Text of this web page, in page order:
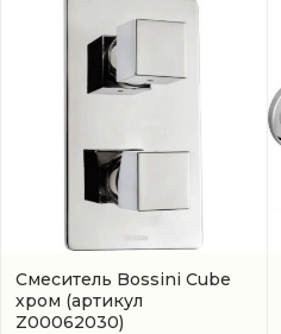
Смеситель Bossini Cube
хром (артикул
Z00062030)